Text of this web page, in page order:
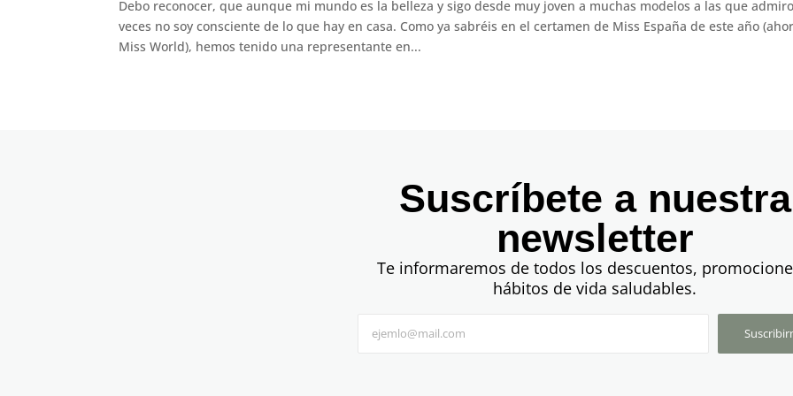
Debo reconocer, que aunque mi mundo es la belleza y sigo desde muy joven a muchas modelos a las que
veces no soy consciente de lo que hay en casa. Como ya sabréis en el certamen de Miss España de este año
Miss World), hemos tenido una representante en...
Suscríbete a nuestra
newsletter
Te informaremos de todos los descuentos,
hábitos de vida saludables.